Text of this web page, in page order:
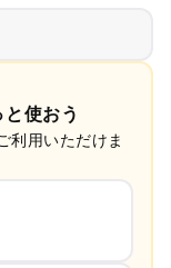
使おう
利用いただけま